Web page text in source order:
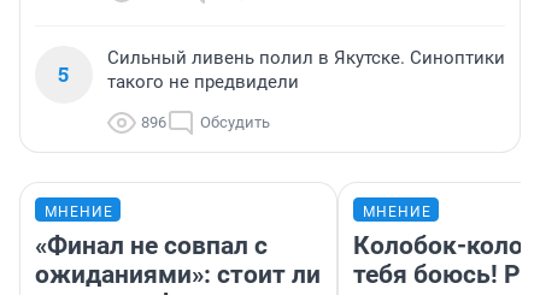
5
Сильный ливень полил в Якутске. Синоптики
такого не предвидели
896 Обсудить
МНЕНИЕ
«Финал не совпал с
ожиданиями»: стоит ли
МНЕНИЕ
Колобок-
тебя боюсь!